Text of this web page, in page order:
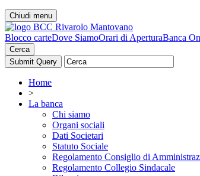
Chiudi menu
Blocco carteDove SiamoOrari di AperturaBanca
Cerca
Home
>
La banca
Chi siamo
Organi sociali
Dati Societari
Statuto Sociale
Regolamento Consiglio di
Regolamento Collegio Sindacale